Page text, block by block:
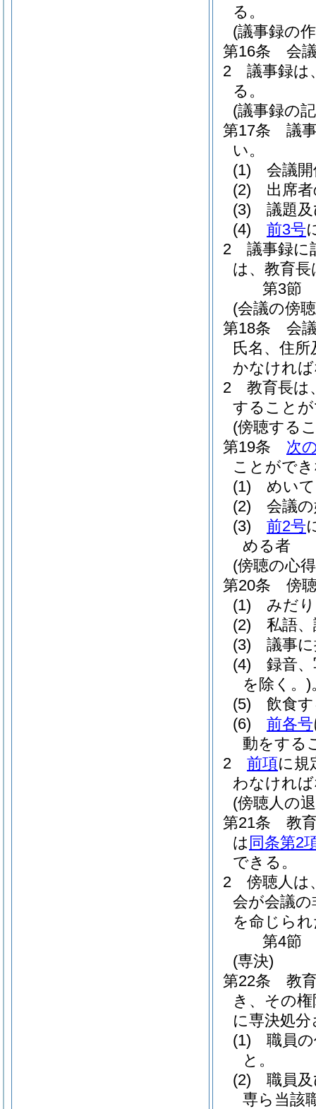
る。
(議事録の
第16条
会
2
議事録は
る。
(議事録の
第17条
議
い。
(1)
会議
(2)
出席
(3)
議題
(4)
前3号
2
議事録に
は、教育
第3節
(会議の傍
第18条
会
氏名、住
かなけれ
2
教育長は
すること
(傍聴する
第19条
次
ことがで
(1)
めい
(2)
会議
(3)
前2号
める者
(傍聴の心
第20条
傍
(1)
みだ
(2)
私語
(3)
議事
(4)
録音
を除く。)
(5)
飲食
(6)
前各号
動をする
2
前項に規
わなけれ
(傍聴人の
第21条
教
は 同条第2
できる。
2
傍聴人は
会が会議
を命じら
第4節
(専決)
第22条
教
き、その
に専決処
(1)
職員
と。
(2)
職員
専ら当該